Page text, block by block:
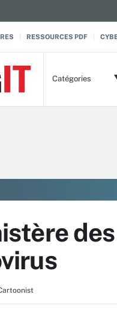
RESSOURCES PDF
Catégories